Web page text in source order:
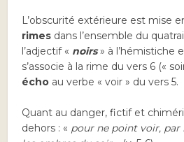
L’obscurité extérieure est mise
rimes dans l’ensemble du
l’adjectif « noirs» à l’hémistiche
s’associe à la rime du vers 6 («
écho au verbe « voir » du vers 5.
Quant au danger, fictif et
dehors : « pour ne point voir, par